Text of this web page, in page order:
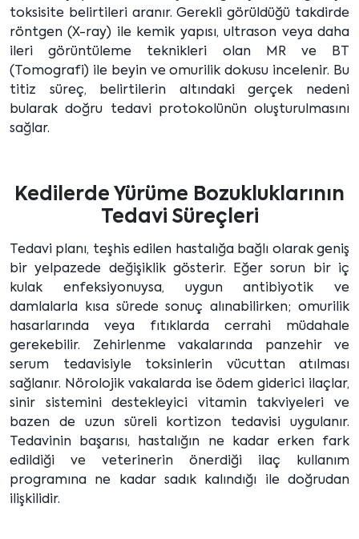
toksisite belirtileri aranır. Gerekli görüldüğü takdirde
röntgen (X-ray) ile kemik yapısı, ultrason veya daha
ileri görüntüleme teknikleri olan MR ve BT
(Tomografi) ile beyin ve omurilik dokusu incelenir. Bu
titiz süreç, belirtilerin altındaki gerçek nedeni
bularak doğru tedavi protokolünün oluşturulmasını
sağlar.
Kedilerde Yürüme Bozukluklarının
Tedavi Süreçleri
Tedavi planı, teşhis edilen hastalığa bağlı olarak geniş
bir yelpazede değişiklik gösterir. Eğer sorun bir iç
kulak enfeksiyonuysa, uygun antibiyotik ve
damlalarla kısa sürede sonuç alınabilirken; omurilik
hasarlarında veya fıtıklarda cerrahi müdahale
gerekebilir. Zehirlenme vakalarında panzehir ve
serum tedavisiyle toksinlerin vücuttan atılması
sağlanır. Nörolojik vakalarda ise ödem giderici ilaçlar,
sinir sistemini destekleyici vitamin takviyeleri ve
bazen de uzun süreli kortizon tedavisi uygulanır.
Tedavinin başarısı, hastalığın ne kadar erken fark
edildiği ve veterinerin önerdiği ilaç kullanım
programına ne kadar sadık kalındığı ile doğrudan
ilişkilidir.